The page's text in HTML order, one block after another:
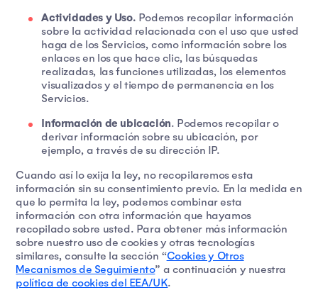
Actividades y Uso. Podemos recopilar información
sobre la actividad relacionada con el uso que usted
haga de los Servicios, como información sobre los
enlaces en los que hace clic, las búsquedas
realizadas, las funciones utilizadas, los elementos
visualizados y el tiempo de permanencia en los
Servicios.
Información de ubicación. Podemos recopilar o
derivar información sobre su ubicación, por
ejemplo, a través de su dirección IP.
Cuando así lo exija la ley, no recopilaremos esta
información sin su consentimiento previo. En la medida en
que lo permita la ley, podemos combinar esta
información con otra información que hayamos
recopilado sobre usted. Para obtener más información
sobre nuestro uso de cookies y otras tecnologías
similares, consulte la sección “Cookies y Otros
Mecanismos de Seguimiento” a continuación y nuestra
política de cookies del EEA/UK.